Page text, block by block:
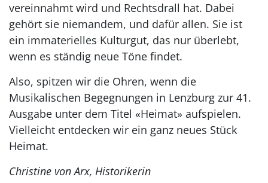
vereinnahmt wird und Rechtsdrall hat. Dabei
gehört sie niemandem, und dafür allen. Sie ist
ein immaterielles Kulturgut, das nur überlebt,
wenn es ständig neue Töne findet.
Also, spitzen wir die Ohren, wenn die
Musikalischen Begegnungen in Lenzburg zur 41.
Ausgabe unter dem Titel «Heimat» aufspielen.
Vielleicht entdecken wir ein ganz neues Stück
Heimat.
Christine von Arx, Historikerin